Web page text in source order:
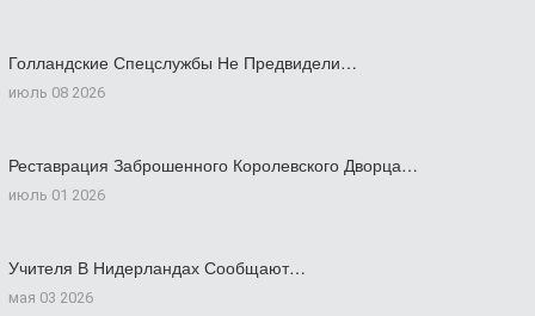
Голландские Спецслужбы Не Предвидели…
июль 08 2026
Реставрация Заброшенного Королевского Дворца…
июль 01 2026
Учителя В Нидерландах Сообщают…
мая 03 2026